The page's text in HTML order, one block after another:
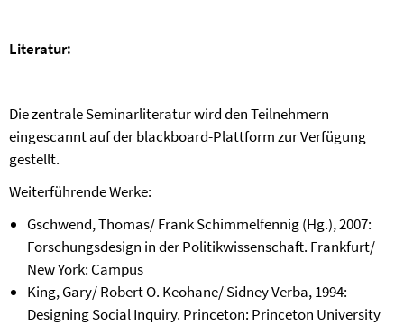
Literatur:
Die zentrale Seminarliteratur wird den Teilnehmern
eingescannt auf der blackboard-Plattform zur Verfügung
gestellt.
Weiterführende Werke:
Gschwend, Thomas/ Frank Schimmelfennig (Hg.), 2007:
Forschungsdesign in der Politikwissenschaft. Frankfurt/
New York: Campus
King, Gary/ Robert O. Keohane/ Sidney Verba, 1994:
Designing Social Inquiry. Princeton: Princeton University